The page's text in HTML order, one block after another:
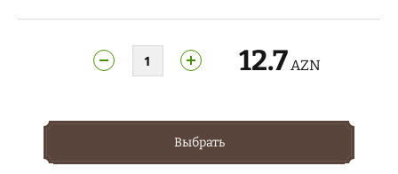
12.7AZN
Выбрать